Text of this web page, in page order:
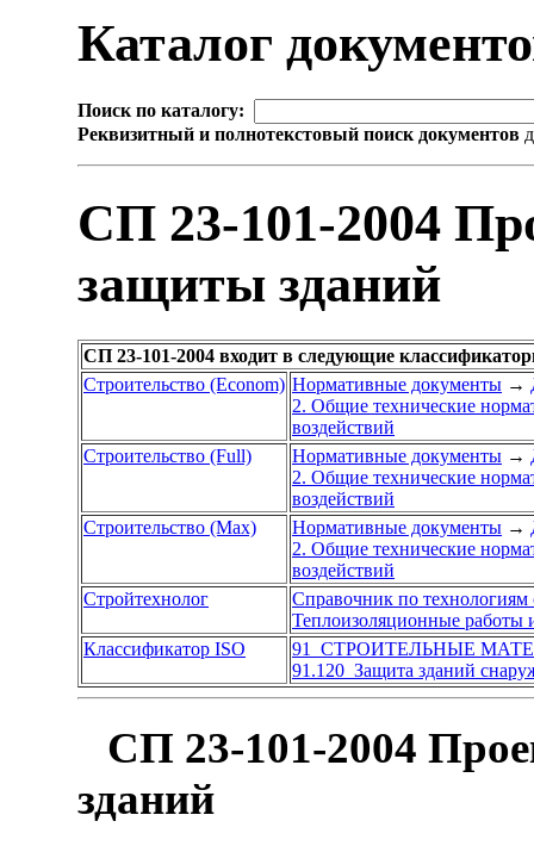
Каталог
Поиск по каталогу:
Реквизитный и полнотекстовый поиск документов
СП 23-101-2004
защиты зданий
СП 23-101-2004 входит в следующие
Строительство (Econom) Нормативные документы →
2. Общие технические
воздействий
Строительство (Full)
Нормативные документы →
2. Общие технические
воздействий
Строительство (Max)
Нормативные документы →
2. Общие технические
воздействий
Стройтехнолог
Справочник по технологиям
Теплоизоляционные работы
Классификатор ISO
91 СТРОИТЕЛЬНЫЕ
91.120 Защита зданий
СП 23-101-2004
зданий